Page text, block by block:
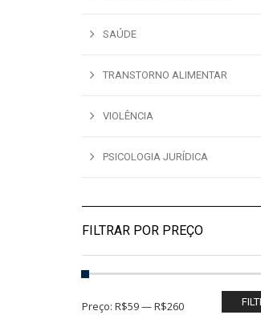
SAÚDE
TRANSTORNO ALIMENTAR
VIOLÊNCIA
PSICOLOGIA JURÍDICA
FILTRAR POR PREÇO
Preço: R$59—R$260